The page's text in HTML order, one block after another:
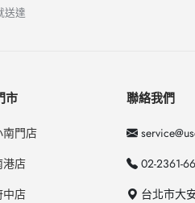
送達
市
南門店
港店
中店
聯絡我們
02-2361-
台北市大